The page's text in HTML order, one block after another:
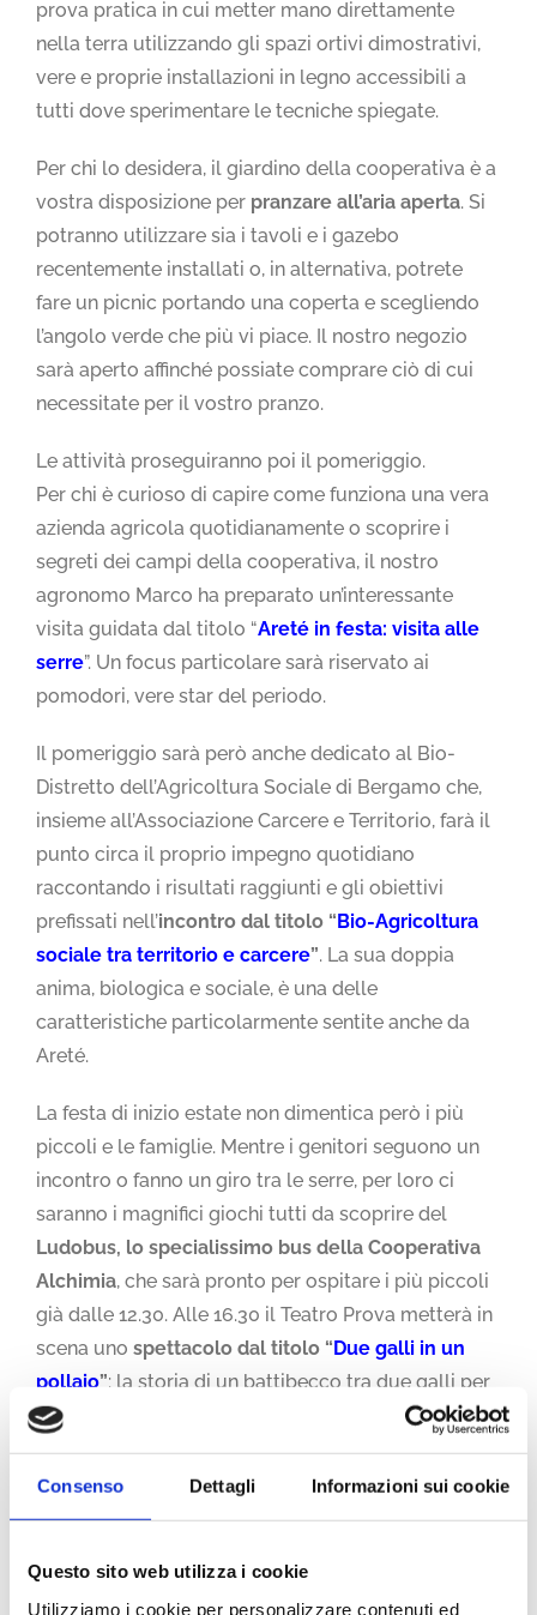
Consenso Dettagli Informazioni sui cookie
Questo sito web utilizza i cookie
Utilizziamo i cookie per personalizzare contenuti ed
prova pratica in cui metter mano direttamente
nella terra utilizzando gli spazi ortivi dimostrativi,
vere e proprie installazioni in legno accessibili a
tutti dove sperimentare le tecniche spiegate.
Per chi lo desidera, il giardino della cooperativa è a
vostra disposizione per pranzare all’aria aperta. Si
potranno utilizzare sia i tavoli e i gazebo
recentemente installati o, in alternativa, potrete
fare un picnic portando una coperta e scegliendo
l’angolo verde che più vi piace. Il nostro negozio
sarà aperto affinché possiate comprare ciò di cui
necessitate per il vostro pranzo.
Le attività proseguiranno poi il pomeriggio.
Per chi è curioso di capire come funziona una vera
azienda agricola quotidianamente o scoprire i
segreti dei campi della cooperativa, il nostro
agronomo Marco ha preparato un’interessante
visita guidata dal titolo “Areté in festa: visita alle
serre”. Un focus particolare sarà riservato ai
pomodori, vere star del periodo.
Il pomeriggio sarà però anche dedicato al Bio-
Distretto dell’Agricoltura Sociale di Bergamo che,
insieme all’Associazione Carcere e Territorio, farà il
punto circa il proprio impegno quotidiano
raccontando i risultati raggiunti e gli obiettivi
prefissati nell’incontro dal titolo “ Bio-Agricoltura
sociale tra territorio e carcere”. La sua doppia
anima, biologica e sociale, è una delle
caratteristiche particolarmente sentite anche da
Areté.
La festa di inizio estate non dimentica però i più
piccoli e le famiglie. Mentre i genitori seguono un
incontro o fanno un giro tra le serre, per loro ci
saranno i magnifici giochi tutti da scoprire del
Ludobus, lo specialissimo bus della Cooperativa
Alchimia, che sarà pronto per ospitare i più piccoli
già dalle 12.30. Alle 16.30 il Teatro Prova metterà in
scena uno spettacolo dal titolo “ Due galli in un
pollaio”: la storia di un battibecco tra due galli per
la conquista delle Regole d’Oro a difesa della
biodiversità.
quello. A partire dalle 18:30 si terrà infatti il
BioAperitivo: salumi, formaggi, verdure e